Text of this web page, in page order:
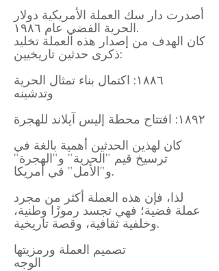
أصدرت دار سك العملة الأمريكية دولار
الحرية الفضي عام ١٩٨٦.
كان الهدف من إصدار هذه العملة تخليد
ذكرى حدثين تاريخيين:
١٨٨٦: اكتمال بناء تمثال الحرية
وتدشينه
١٨٩٢: افتتاح محطة إليس آيلاند للهجرة
كان لهذين الحدثين أهمية بالغة في
ترسيخ قيم "الحرية" و"الهجرة"
و"الأمل" في أمريكا.
لذا، فإن هذه العملة أكثر من مجرد
عملة فضية؛ فهي تجسد رموزًا وطنية،
وخلفية ثقافية، وقصة تاريخية.
تصميم العملة ورمزيتها
الوجه